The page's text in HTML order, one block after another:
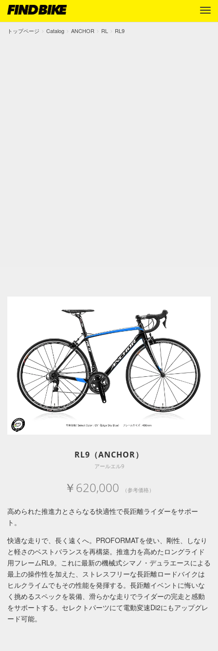
トップページ Catalog ANCHOR RL RL9
RL9（ANCHOR）
アールエル9
￥620,000 （参考価格）
高められた推進力とさらなる快適性で長距離ライダーをサポー
ト。
快適な走りで、長く遠くへ。PROFORMATを使い、剛性、しなり
と軽さのベストバランスを再構築。推進力を高めたロングライド
用フレームRL9。これに最新の機械式シマノ・デュラエースによる
最上の操作性を加えた、ストレスフリーな長距離ロードバイクは
ヒルクライムでもその性能を発揮する。長距離イベントに悔いな
く挑めるスペックを装備、滑らかな走りでライダーの完走と感動
をサポートする。セレクトパーツにて電動変速Di2にもアップグレ
ード可能。